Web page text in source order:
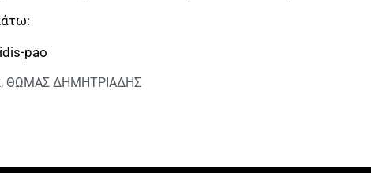
, ΘΩΜΑΣ ΔΗΜΗΤΡΙΑΔΗΣ